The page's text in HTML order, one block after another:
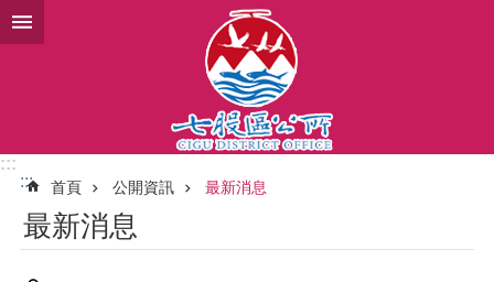
跳到主要內容區塊
:::
:::
首頁 公開資訊 最新消息
最新消息